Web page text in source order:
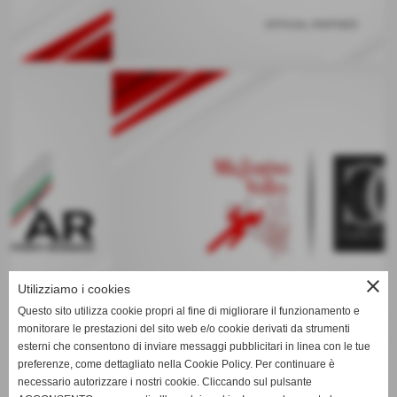
keyboard_arrow_left keyboard_arrow_right
close
Utilizziamo i cookies
Questo sito utilizza cookie propri al fine di migliorare il funzionamento e
monitorare le prestazioni del sito web e/o cookie derivati da strumenti
esterni che consentono di inviare messaggi pubblicitari in linea con le tue
preferenze, come dettagliato nella Cookie Policy. Per continuare è
necessario autorizzare i nostri cookie. Cliccando sul pulsante